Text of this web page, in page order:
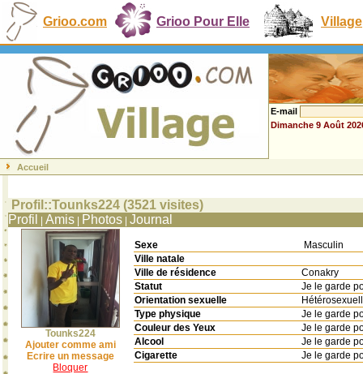
Grioo.com Grioo Pour Elle Village
E-mail
Dimanche 9 Août
Accueil
Profil::Tounks224 (3521 visites)
Profil
Amis Photos Journal
Tounks224
Ajouter comme ami
Ecrire un message
Bloquer
Sexe
Masculin
Ville natale
Ville de résidence
Conakry
Statut
Je le garde
Orientation sexuelle
Type physique
Je le garde
Couleur des Yeux
Je le garde
Alcool
Je le garde
Cigarette
Je le garde